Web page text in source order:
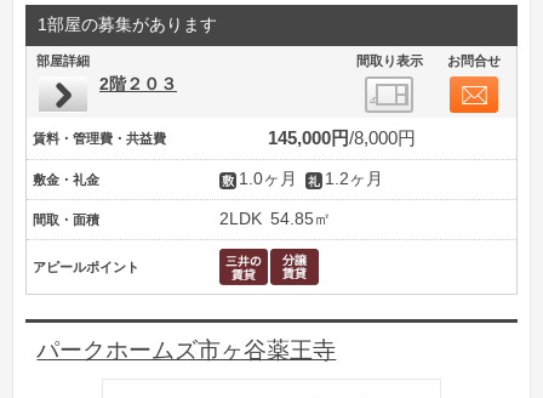
1部屋の募集があります
部屋詳細 間取り表示 お問合せ
2階２０３
賃料・管理費・共益費 145,000円 8,000円
敷金・礼金 1.0ヶ月 1.2ヶ月
間取・面積 2LDK 54.85㎡
アピールポイント
パークホームズ市ヶ谷薬王寺